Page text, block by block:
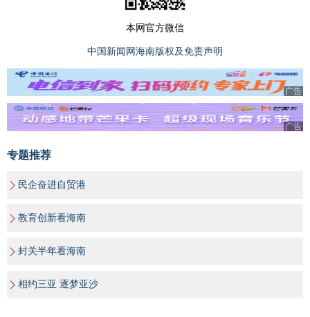
本网官方微信
中国新闻网海南版权及免责声明
广告
广告
专题推荐
民企奋进自贸港
教育创新看海南
封关半年看海南
相约三亚 逐梦亚沙